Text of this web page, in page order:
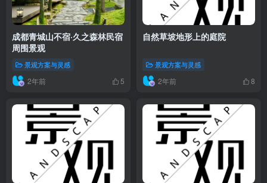
成都青城山不宿·久之森林民宿
周围景观
景观方案与灵感
2年前 5
自然草坡地形上的庭院
景观方案与灵感
2年前 8